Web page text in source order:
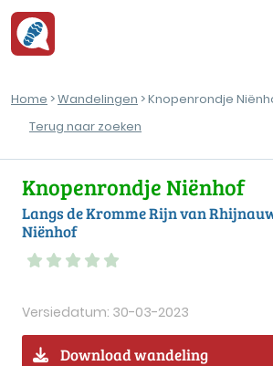
Home >Wandelingen > Knopenrondje
Terug naar zoeken
Knopenrondje Niënhof
Langs de Kromme Rijn van
Niënhof
Versiedatum: 30-03-2023
Download wandeling